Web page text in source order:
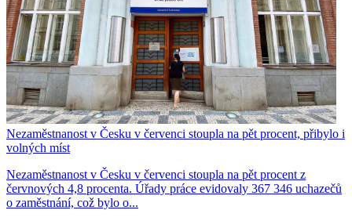
Nezaměstnanost v Česku v červenci stoupla na pět procent, přibylo i
volných míst
Nezaměstnanost v Česku v červenci stoupla na pět procent z
červnových 4,8 procenta. Úřady práce evidovaly 367 346 uchazečů
o zaměstnání, což bylo o...